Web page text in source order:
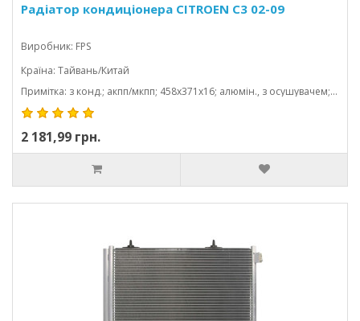
Радіатор кондиціонера CITROEN C3 02-09
Виробник: FPS
Країна: Тайвань/Китай
Примітка: з конд.; акпп/мкпп; 458x371x16; алюмін., з осушувачем; (1.1/1.4 hdi/1.4/1.6/1.2/1.6 hdi)
2 181,99 грн.